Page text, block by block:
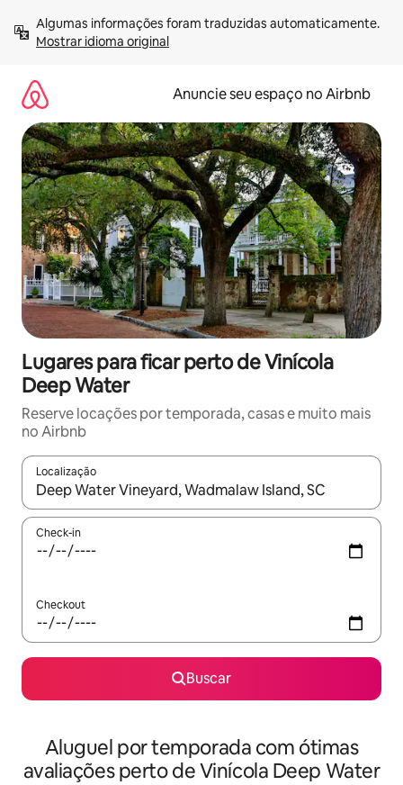
para
Mostrar idioma original
Anuncie seu espaço no Airbnb
Lugares para ficar perto de Vinícola
Deep Water
Reserve locações por temporada, casas e muito mais
no Airbnb
Localização
Quando os resultados estiverem disponíveis, explore-os
Check-in
Checkout
Buscar
Aluguel por temporada com ótimas
avaliações perto de Vinícola Deep Water